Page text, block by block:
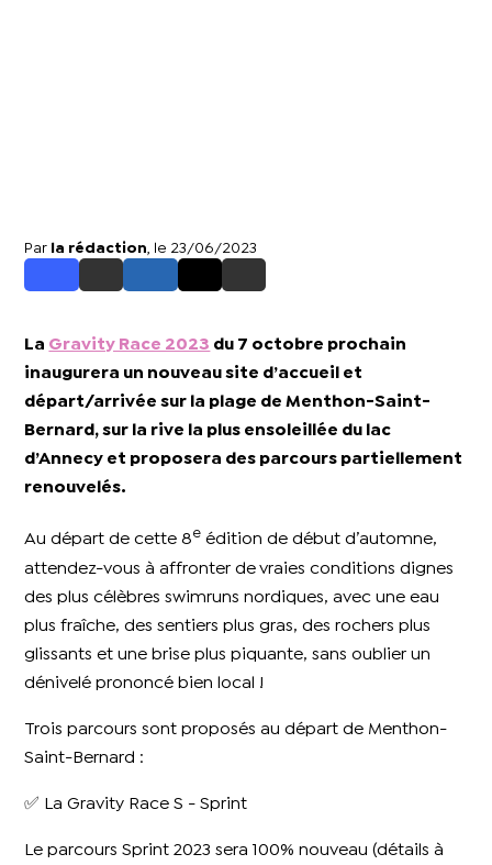
Par la rédaction , le 23/06/2023
La Gravity Race 2023 du 7 octobre prochain
inaugurera un nouveau site d’accueil et
départ/arrivée sur la plage de Menthon-Saint-
Bernard, sur la rive la plus ensoleillée du lac
d’Annecy et proposera des parcours partiellement
renouvelés.
Au départ de cette 8e édition de début d’automne,
attendez-vous à affronter de vraies conditions dignes
des plus célèbres swimruns nordiques, avec une eau
plus fraîche, des sentiers plus gras, des rochers plus
glissants et une brise plus piquante, sans oublier un
dénivelé prononcé bien local !
Trois parcours sont proposés au départ de Menthon-
Saint-Bernard :
✅ La Gravity Race S - Sprint
Le parcours Sprint 2023 sera 100% nouveau (détails à